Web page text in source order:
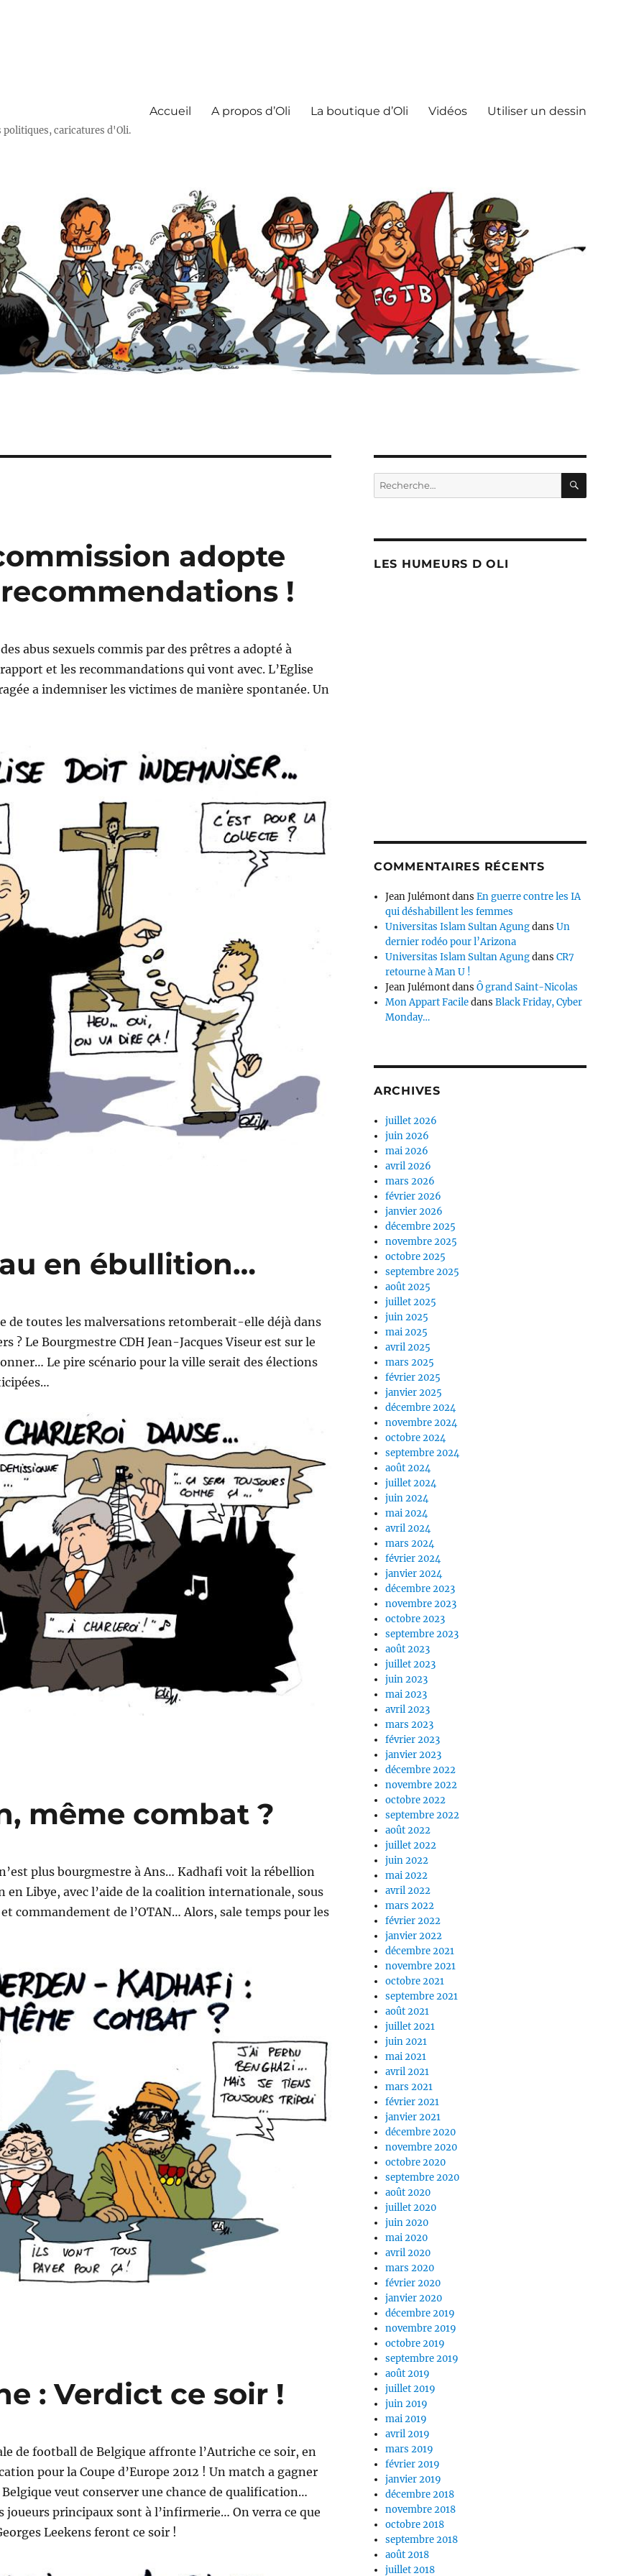
caricatures d'Oli.
Accueil A propos d’Oli La boutique d’Oli Vidéos Utiliser un dessin
adopte
!
abus sexuels commis par des prêtres a adopté à
et les recommandations qui vont avec. L’Eglise
a indemniser les victimes de manière spontanée. Un
en ébullition…
de toutes les malversations retomberait-elle déjà dans
? Le Bourgmestre CDH Jean-Jacques Viseur est sur le
Le pire scénario pour la ville serait des élections
même combat ?
plus bourgmestre à Ans… Kadhafi voit la rébellion
en Libye, avec l’aide de la coalition internationale, sous
et commandement de l’OTAN… Alors, sale temps pour les
: Verdict ce soir !
de football de Belgique affronte l’Autriche ce soir, en
pour la Coupe d’Europe 2012 ! Un match a gagner
veut conserver une chance de qualification…
joueurs principaux sont à l’infirmerie… On verra ce que
Leekens feront ce soir !
Recherche
pour :
LES HUMEURS D OLI
COMMENTAIRES RÉCENTS
Jean JulémontdansEn guerre contre les IA
qui déshabillent les femmes
Universitas Islam Sultan AgungdansUn
dernier rodéo pour l’Arizona
Universitas Islam Sultan AgungdansCR7
retourne à Man U !
Jean JulémontdansÔ grand Saint-Nicolas
Mon Appart FaciledansBlack Friday, Cyber
Monday…
ARCHIVES
juillet 2026
juin 2026
mai 2026
avril 2026
mars 2026
février 2026
janvier 2026
décembre 2025
novembre 2025
octobre 2025
septembre 2025
août 2025
juillet 2025
juin 2025
mai 2025
avril 2025
mars 2025
février 2025
janvier 2025
décembre 2024
novembre 2024
octobre 2024
septembre 2024
août 2024
juillet 2024
juin 2024
mai 2024
avril 2024
mars 2024
février 2024
janvier 2024
décembre 2023
novembre 2023
octobre 2023
septembre 2023
août 2023
juillet 2023
juin 2023
mai 2023
avril 2023
mars 2023
février 2023
janvier 2023
décembre 2022
novembre 2022
octobre 2022
septembre 2022
août 2022
juillet 2022
juin 2022
mai 2022
avril 2022
mars 2022
février 2022
janvier 2022
décembre 2021
novembre 2021
octobre 2021
septembre 2021
août 2021
juillet 2021
juin 2021
mai 2021
avril 2021
mars 2021
février 2021
janvier 2021
décembre 2020
novembre 2020
octobre 2020
septembre 2020
août 2020
juillet 2020
juin 2020
mai 2020
avril 2020
mars 2020
février 2020
janvier 2020
décembre 2019
novembre 2019
octobre 2019
septembre 2019
août 2019
juillet 2019
juin 2019
mai 2019
avril 2019
mars 2019
février 2019
janvier 2019
décembre 2018
novembre 2018
octobre 2018
septembre 2018
août 2018
juillet 2018